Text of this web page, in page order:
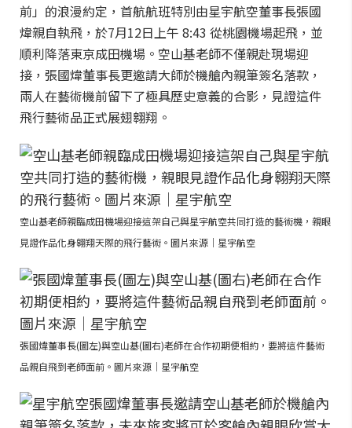
前」的浪漫約定，首航航班特別由星宇航空董事長張國
煒親自執飛，於7月12日上午 8:43 從桃園機場起飛，並
順利降落東京成田機場。空山基老師不僅親赴現場迎
接，張國煒董事長更邀請大師於機艙內親筆簽名落款，
兩人在藝術機前留下了極具歷史意義的合影，見證這件
飛行藝術品正式展翅翱翔。
空山基老師親臨成田機場迎接這架自己與星宇航空共同打造的藝術機，親眼
見證作品化身翱翔天際的飛行藝術。圖片來源｜星宇航空
張國煒董事長(圖左)與空山基(圖右)老師在合作初期便相約，要將這件藝術
品親自飛到老師面前。圖片來源｜星宇航空